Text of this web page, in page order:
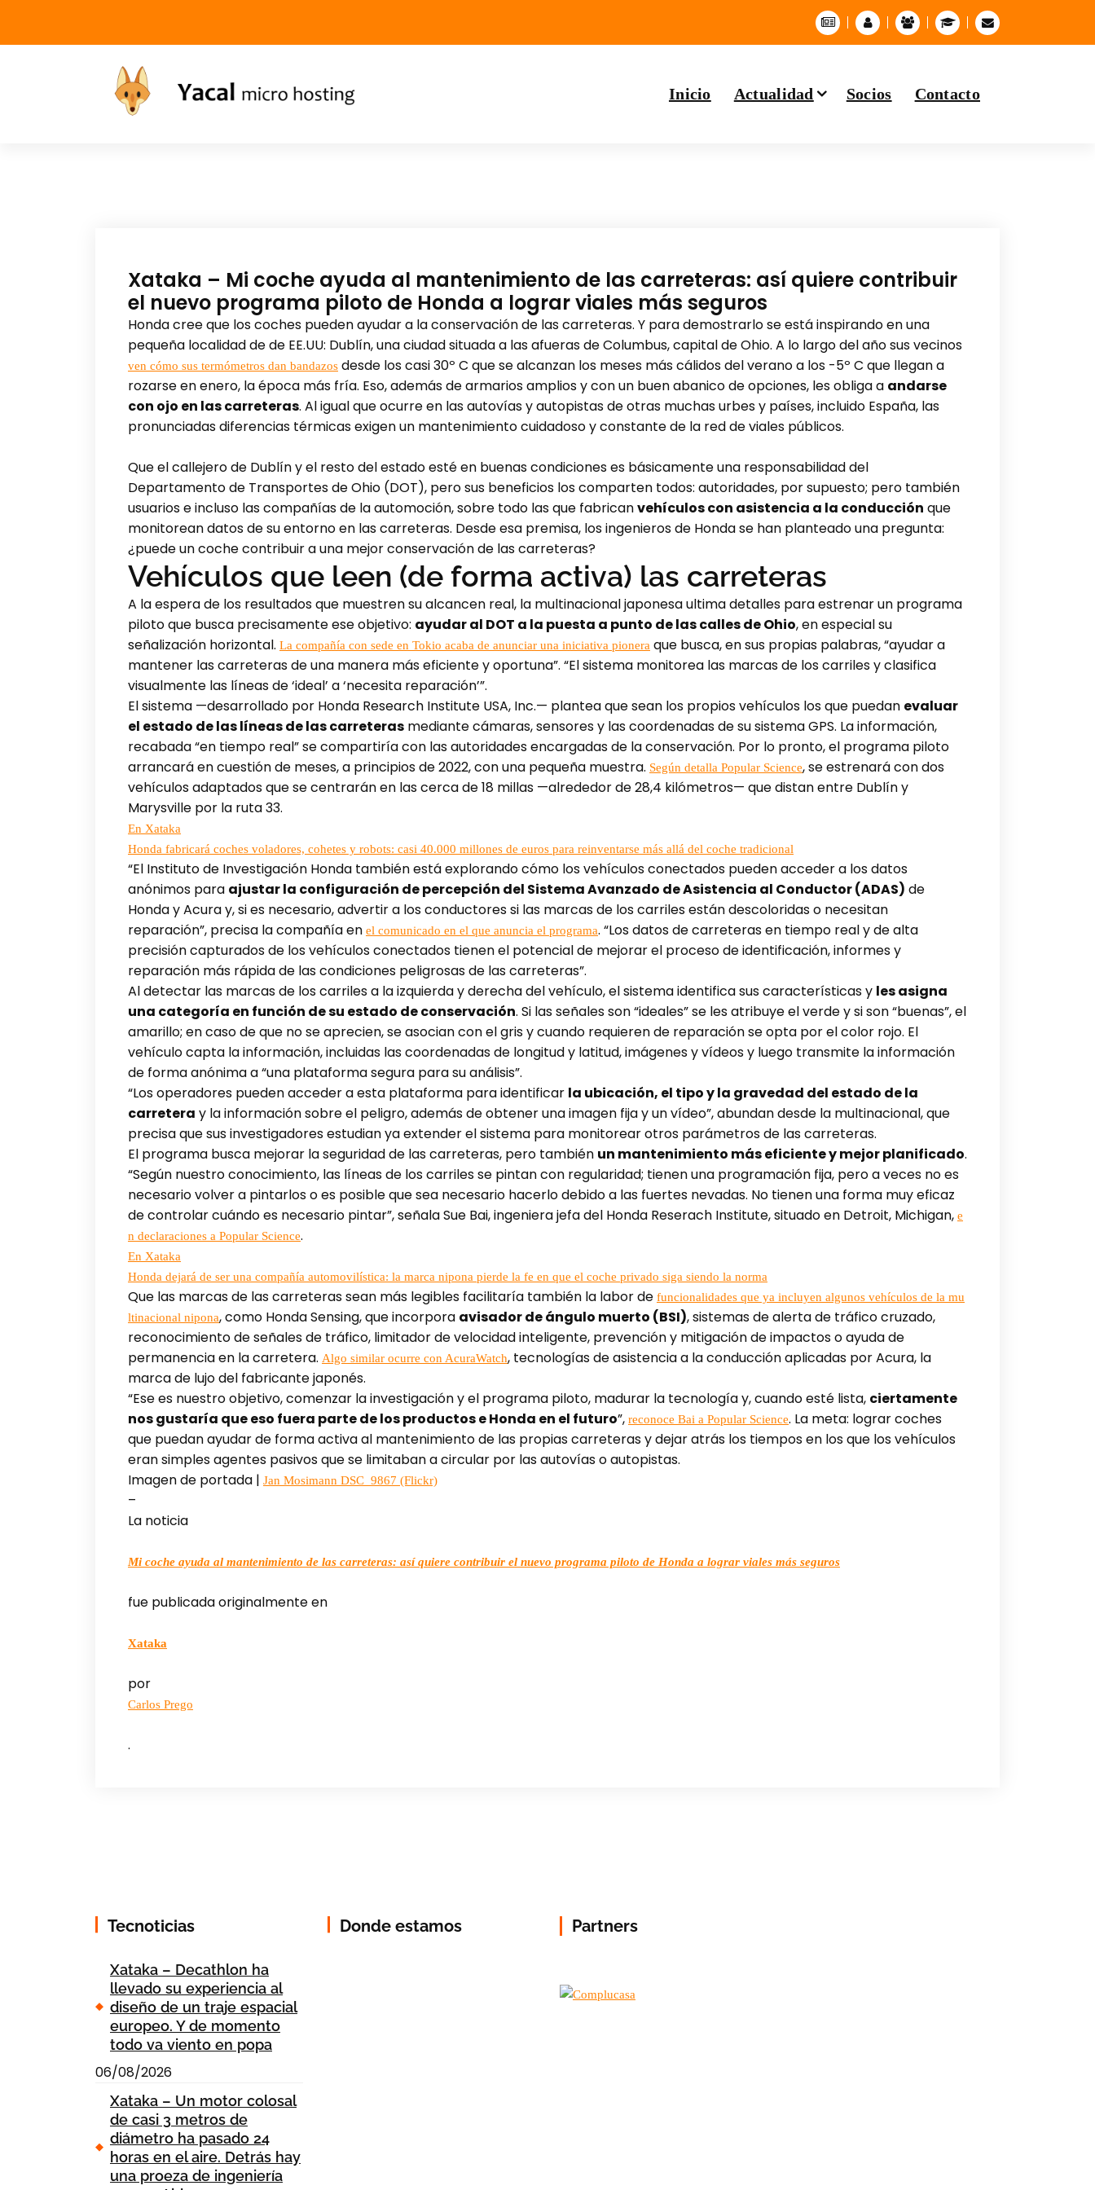
Inicio Actualidad Socios Contacto
Xataka – Mi coche ayuda al mantenimiento de las carreteras: así quiere contribuir
el nuevo programa piloto de Honda a lograr viales más seguros
Honda cree que los coches pueden ayudar a la conservación de las carreteras. Y para demostrarlo se está inspirando en una
pequeña localidad de de EE.UU: Dublín, una ciudad situada a las afueras de Columbus, capital de Ohio. A lo largo del año sus vecinos
ven cómo sus termómetros dan bandazos desde los casi 30º C que se alcanzan los meses más cálidos del verano a los -5º C que llegan a
rozarse en enero, la época más fría. Eso, además de armarios amplios y con un buen abanico de opciones, les obliga a andarse
con ojo en las carreteras. Al igual que ocurre en las autovías y autopistas de otras muchas urbes y países, incluido España, las
pronunciadas diferencias térmicas exigen un mantenimiento cuidadoso y constante de la red de viales públicos.
Que el callejero de Dublín y el resto del estado esté en buenas condiciones es básicamente una responsabilidad del
Departamento de Transportes de Ohio (DOT), pero sus beneficios los comparten todos: autoridades, por supuesto; pero también
usuarios e incluso las compañías de la automoción, sobre todo las que fabricanvehículos con asistencia a la conducción que
monitorean datos de su entorno en las carreteras. Desde esa premisa, los ingenieros de Honda se han planteado una pregunta:
¿puede un coche contribuir a una mejor conservación de las carreteras?
Vehículos que leen (de forma activa) las carreteras
A la espera de los resultados que muestren su alcancen real, la multinacional japonesa ultima detalles para estrenar un programa
piloto que busca precisamente ese objetivo: ayudar al DOT a la puesta a punto de las calles de Ohio, en especial su
señalización horizontal. La compañía con sede en Tokio acaba de anunciar una iniciativa pionera que busca, en sus propias palabras, “ayudar a
mantener las carreteras de una manera más eficiente y oportuna”. “El sistema monitorea las marcas de los carriles y clasifica
visualmente las líneas de ‘ideal’ a ‘necesita reparación’”.
El sistema —desarrollado por Honda Research Institute USA, Inc.— plantea que sean los propios vehículos los que puedan evaluar
el estado de las líneas de las carreteras mediante cámaras, sensores y las coordenadas de su sistema GPS. La información,
recabada “en tiempo real” se compartiría con las autoridades encargadas de la conservación. Por lo pronto, el programa piloto
arrancará en cuestión de meses, a principios de 2022, con una pequeña muestra. Según detalla Popular Science, se estrenará con dos
vehículos adaptados que se centrarán en las cerca de 18 millas —alrededor de 28,4 kilómetros— que distan entre Dublín y
Marysville por la ruta 33.
En Xataka
Honda fabricará coches voladores, cohetes y robots: casi 40.000 millones de euros para reinventarse más allá del coche tradicional
“El Instituto de Investigación Honda también está explorando cómo los vehículos conectados pueden acceder a los datos
anónimos para ajustar la configuración de percepción del Sistema Avanzado de Asistencia al Conductor (ADAS) de
Honda y Acura y, si es necesario, advertir a los conductores si las marcas de los carriles están descoloridas o necesitan
reparación”, precisa la compañía en el comunicado en el que anuncia el programa. “Los datos de carreteras en tiempo real y de alta
precisión capturados de los vehículos conectados tienen el potencial de mejorar el proceso de identificación, informes y
reparación más rápida de las condiciones peligrosas de las carreteras”.
Al detectar las marcas de los carriles a la izquierda y derecha del vehículo, el sistema identifica sus características y les asigna
una categoría en función de su estado de conservación. Si las señales son “ideales” se les atribuye el verde y si son “buenas”, el
amarillo; en caso de que no se aprecien, se asocian con el gris y cuando requieren de reparación se opta por el color rojo. El
vehículo capta la información, incluidas las coordenadas de longitud y latitud, imágenes y vídeos y luego transmite la información
de forma anónima a “una plataforma segura para su análisis”.
“Los operadores pueden acceder a esta plataforma para identificar la ubicación, el tipo y la gravedad del estado de la
carretera y la información sobre el peligro, además de obtener una imagen fija y un vídeo”, abundan desde la multinacional, que
precisa que sus investigadores estudian ya extender el sistema para monitorear otros parámetros de las carreteras.
El programa busca mejorar la seguridad de las carreteras, pero también un mantenimiento más eficiente y mejor planificado.
“Según nuestro conocimiento, las líneas de los carriles se pintan con regularidad; tienen una programación fija, pero a veces no es
necesario volver a pintarlos o es posible que sea necesario hacerlo debido a las fuertes nevadas. No tienen una forma muy eficaz
de controlar cuándo es necesario pintar”, señala Sue Bai, ingeniera jefa del Honda Reserach Institute, situado en Detroit, Michigan, e
n declaraciones a Popular Science.
En Xataka
Honda dejará de ser una compañía automovilística: la marca nipona pierde la fe en que el coche privado siga siendo la norma
Que las marcas de las carreteras sean más legibles facilitaría también la labor de funcionalidades que ya incluyen algunos vehículos de la mu
ltinacional nipona, como Honda Sensing, que incorpora avisador de ángulo muerto (BSI), sistemas de alerta de tráfico cruzado,
reconocimiento de señales de tráfico, limitador de velocidad inteligente, prevención y mitigación de impactos o ayuda de
permanencia en la carretera. Algo similar ocurre con AcuraWatch, tecnologías de asistencia a la conducción aplicadas por Acura, la
marca de lujo del fabricante japonés.
“Ese es nuestro objetivo, comenzar la investigación y el programa piloto, madurar la tecnología y, cuando esté lista, ciertamente
nos gustaría que eso fuera parte de los productos e Honda en el futuro”, reconoce Bai a Popular Science. La meta: lograr coches
que puedan ayudar de forma activa al mantenimiento de las propias carreteras y dejar atrás los tiempos en los que los vehículos
eran simples agentes pasivos que se limitaban a circular por las autovías o autopistas.
Imagen de portada | Jan Mosimann DSC_9867 (Flickr)
–
La noticia
Mi coche ayuda al mantenimiento de las carreteras: así quiere contribuir el nuevo programa piloto de Honda a lograr viales más seguros
fue publicada originalmente en
Xataka
por
Carlos Prego
.
Tecnoticias
Xataka – Decathlon ha
llevado su experiencia al
diseño de un traje espacial
europeo. Y de momento
todo va viento en popa
06/08/2026
Xataka – Un motor colosal
de casi 3 metros de
diámetro ha pasado 24
horas en el aire. Detrás hay
una proeza de ingeniería
Donde estamos Partners